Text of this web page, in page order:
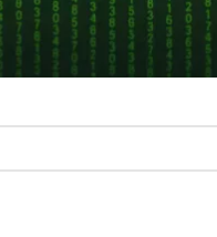
ПОКУПКИ
поля